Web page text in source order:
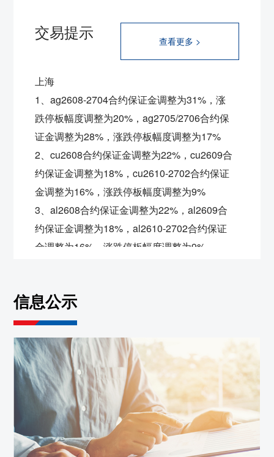
交易提示 查看更多 >
上海
1、ag2608-2704合约保证金调整为31%，涨
跌停板幅度调整为20%，ag2705/2706合约保
证金调整为28%，涨跌停板幅度调整为17%
2、cu2608合约保证金调整为22%，cu2609合
约保证金调整为18%，cu2610-2702合约保证
金调整为16%，涨跌停板幅度调整为9%
3、al2608合约保证金调整为22%，al2609合
约保证金调整为18%，al2610-2702合约保证
金调整为16%，涨跌停板幅度调整为9%
金调整为17%，涨跌停板幅度调整为10%
5、sn2608合约保证金调整为22%，
约保证金调整为21%， sn2610-2703合约保证
金调整为19%，涨跌停板幅度调整为12%
6、zn2608合约保证金调整为22%，
zn2609合
约保证金调整为18%， zn2610-2702合约保证
金调整为16%，涨跌停板幅度调整为9%
7、pb2608合约保证金调整为22%，pb2609
合约保证金调整为18%，pb2610-2702合约保
信息公示